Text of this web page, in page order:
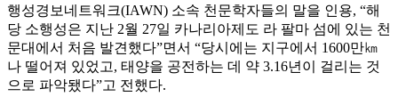
행성경보네트워크(IAWN) 소속 천문학자들의 말을 인용, “해
당 소행성은 지난 2월 27일 카나리아제도 라 팔마 섬에 있는 천
문대에서 처음 발견했다”면서 “당시에는 지구에서 1600만㎞
나 떨어져 있었고, 태양을 공전하는 데 약 3.16년이 걸리는 것
으로 파악됐다”고 전했다.